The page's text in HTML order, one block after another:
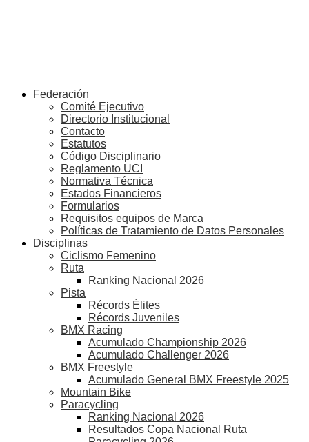
Federación
Comité Ejecutivo
Directorio Institucional
Contacto
Estatutos
Código Disciplinario
Reglamento UCI
Normativa Técnica
Estados Financieros
Formularios
Requisitos equipos de Marca
Políticas de Tratamiento de Datos Personales
Disciplinas
Ciclismo Femenino
Ruta
Ranking Nacional 2026
Pista
Récords Élites
Récords Juveniles
BMX Racing
Acumulado Championship 2026
Acumulado Challenger 2026
BMX Freestyle
Acumulado General BMX Freestyle 2025
Mountain Bike
Paracycling
Ranking Nacional 2026
Resultados Copa Nacional Ruta